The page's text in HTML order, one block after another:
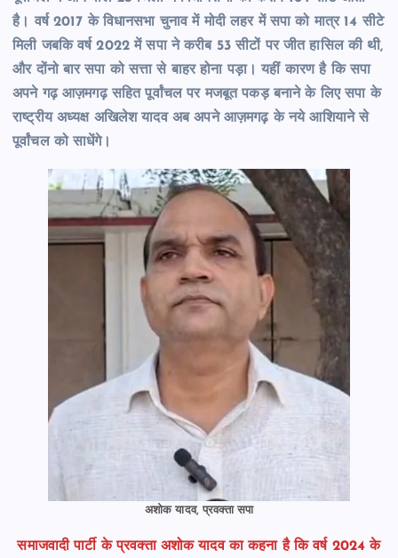
है। वर्ष 2017 के विधानसभा चुनाव में मोदी लहर में सपा को मात्र 14 सीटे
मिली जबकि वर्ष 2022 में सपा ने करीब 53 सीटों पर जीत हासिल की थी,
और दोंनो बार सपा को सत्ता से बाहर होना पड़ा। यहीं कारण है कि सपा
अपने गढ़ आज़मगढ़ सहित पूर्वांचल पर मजबूत पकड़ बनाने के लिए सपा के
राष्ट्रीय अध्यक्ष अखिलेश यादव अब अपने आज़मगढ़ के नये आशियाने से
पूर्वांचल को साधेंगे।
अशोक यादव, प्रवक्ता सपा
समाजवादी पार्टी के प्रवक्ता अशोक यादव का कहना है कि वर्ष 2024 के